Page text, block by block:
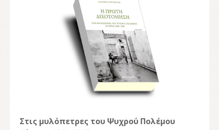
Στις μυλόπετρες του Ψυχρού Πολέμου